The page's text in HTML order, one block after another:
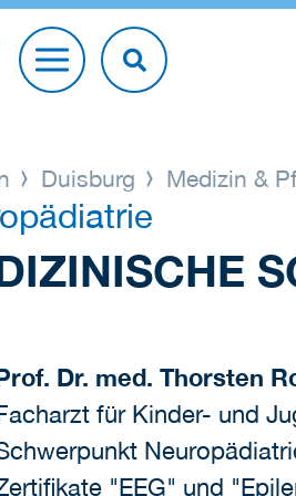
Duisburg Medizin &
Dr. med. Thorsten
für Kinder- und
"EEG" und